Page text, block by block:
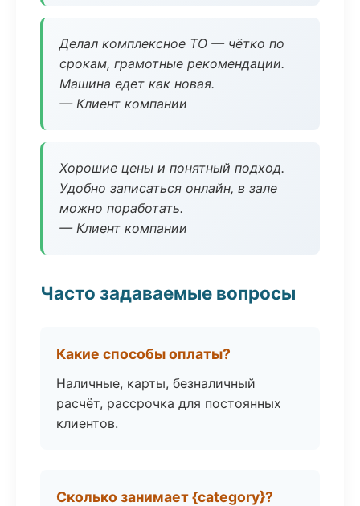
Делал комплексное ТО — чётко по
срокам, грамотные рекомендации.
Машина едет как новая.
— Клиент компании
Хорошие цены и понятный подход.
Удобно записаться онлайн, в зале
можно поработать.
— Клиент компании
Часто задаваемые вопросы
Какие способы оплаты?
Наличные, карты, безналичный
расчёт, рассрочка для постоянных
клиентов.
Сколько занимает {category}?